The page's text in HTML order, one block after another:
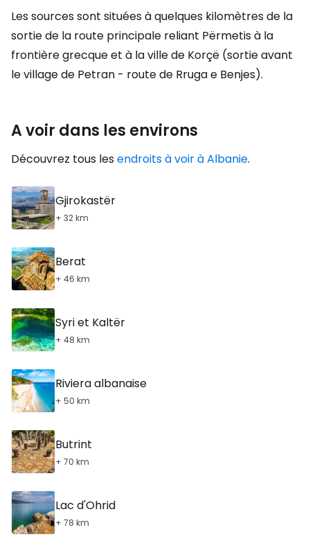
Les sources sont situées à quelques kilomètres de la
sortie de la route principale reliant Përmetis à la
frontière grecque et à la ville de Korçë (sortie avant
le village de Petran - route de Rruga e Benjes).
A voir dans les environs
Découvrez tous lesendroits à voir à Albanie.
Gjirokastër
+ 32 km
Berat
+ 46 km
Syri et Kaltër
+ 48 km
Riviera albanaise
+ 50 km
Butrint
+ 70 km
Lac d'Ohrid
+ 78 km